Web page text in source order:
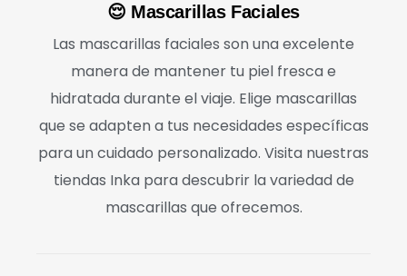
😌 Mascarillas Faciales
Las mascarillas faciales son una excelente
manera de mantener tu piel fresca e
hidratada durante el viaje. Elige mascarillas
que se adapten a tus necesidades específicas
para un cuidado personalizado. Visita nuestras
tiendas Inka para descubrir la variedad de
mascarillas que ofrecemos.